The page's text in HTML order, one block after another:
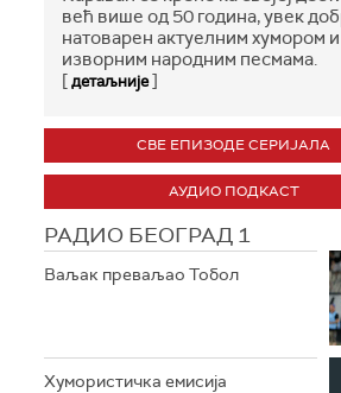
већ више од 50 година, увек
натоварен актуелним хумором и
изворним народним песмама.
[детаљније]
СВЕ ЕПИЗОДЕ СЕРИЈАЛА
АУДИО ПОДКАСТ
РАДИО БЕОГРАД 1
Ваљак преваљао Тобол
Хумористичка емисија